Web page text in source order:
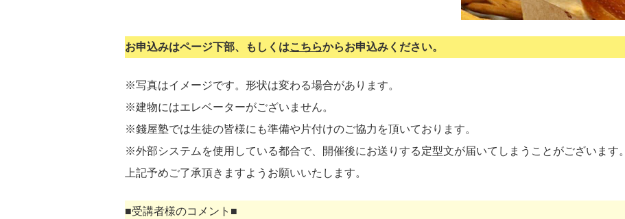
お申込みはページ下部、もしくはこちらからお申込みください。
※写真はイメージです。形状は変わる場合があります。
※建物にはエレベーターがございません。
※錢屋塾では生徒の皆様にも準備や片付けのご協力を頂いております。
※外部システムを使用している都合で、開催後にお送りする定型文が届いてしまうことがございます。
上記予めご了承頂きますようお願いいたします。
■受講者様のコメント■